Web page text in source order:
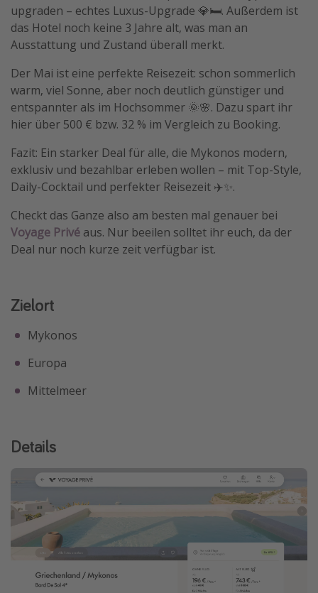
upgraden – echtes Luxus-Upgrade 💎🛏️. Außerdem ist
das Hotel noch keine 3 Jahre alt, was man an
Ausstattung und Zustand überall merkt.
Der Mai ist eine perfekte Reisezeit: schon sommerlich
warm, viel Sonne, aber noch deutlich günstiger und
entspannter als im Hochsommer 🌞🌸. Dazu spart ihr
hier über 500 € bzw. 32 % im Vergleich zu Booking.
Fazit: Ein starker Deal für alle, die Mykonos modern,
exklusiv und bezahlbar erleben wollen – mit Top-Style,
Daily-Cocktail und perfekter Reisezeit ✈️✨.
Checkt das Ganze also am besten mal genauer bei
Voyage Privé aus. Nur beeilen solltet ihr euch, da der
Deal nur noch kurze zeit verfügbar ist.
Zielort
Mykonos
Europa
Mittelmeer
Details